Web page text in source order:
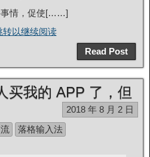
事情，促使[……]
转以继续阅读
Read Post
买我的 APP 了，但
2018 年 8 月 2 日
落格输入法